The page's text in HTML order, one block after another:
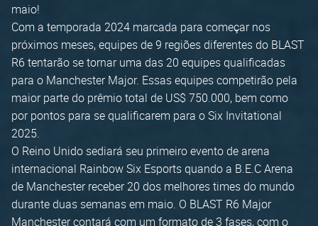
maio!
Com a temporada 2024 marcada para começar nos
próximos meses, equipes de 9 regiões diferentes do BLAST
R6 tentarão se tornar uma das 20 equipes qualificadas
para o Manchester Major. Essas equipes competirão pela
maior parte do prêmio total de US$ 750.000, bem como
por pontos para se qualificarem para o Six Invitational
2025.
O Reino Unido sediará seu primeiro evento de arena
internacional Rainbow Six Esports quando a B.E.C Arena
de Manchester receber 20 dos melhores times do mundo
durante duas semanas em maio. O BLAST R6 Major
Manchester contará com um formato de 3 fases, com o